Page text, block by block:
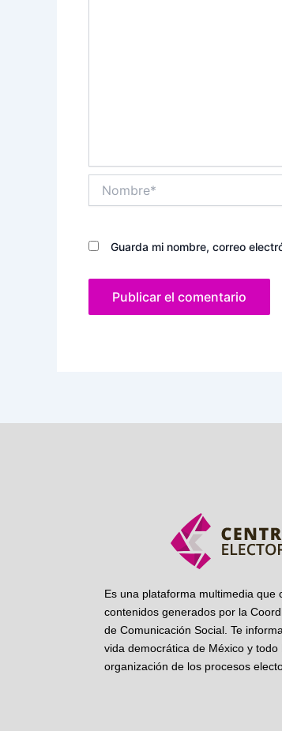
Guarda mi nombre, correo
Es una plataforma multimedia que
contenidos generados por la
de Comunicación Social. Te
vida democrática de México y todo
organización de los procesos